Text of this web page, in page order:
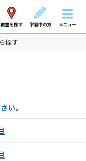
教室を探す 学習中の方 メニュー
探す
い。